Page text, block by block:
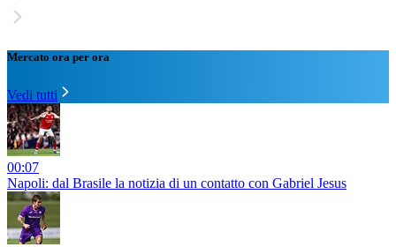
Mercato ora per ora
Vedi tutti
00:07
Napoli: dal Brasile la notizia di un contatto con Gabriel Jesus